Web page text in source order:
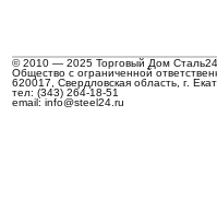
© 2010 — 2025 Торговый Дом
Общество с ограниченной
620017, Свердловская область, г.
тел: (343) 264-18-51
email: info@steel24.ru